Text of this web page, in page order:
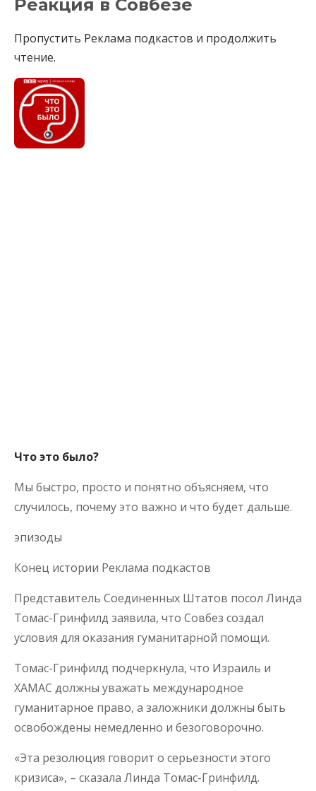
Реакция в Совбезе
Пропустить Реклама подкастов и продолжить
чтение.
Что это было?
Мы быстро, просто и понятно объясняем, что
случилось, почему это важно и что будет дальше.
эпизоды
Конец истории Реклама подкастов
Представитель Соединенных Штатов посол Линда
Томас-Гринфилд заявила, что Совбез создал
условия для оказания гуманитарной помощи.
Томас-Гринфилд подчеркнула, что Израиль и
ХАМАС должны уважать международное
гуманитарное право, а заложники должны быть
освобождены немедленно и безоговорочно.
«Эта резолюция говорит о серьезности этого
кризиса», – сказала Линда Томас-Гринфилд.